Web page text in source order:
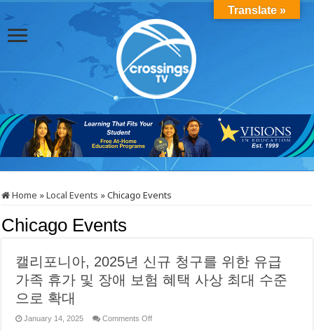
Home »Local Events »Chicago Events
Chicago Events
캘리포니아, 2025년 신규 청구를 위한 유급
가족 휴가 및 장애 보험 혜택 사상 최대 수준
으로 확대
January 14, 2025 Comments Offon
Translate »